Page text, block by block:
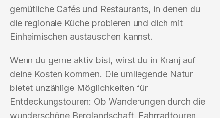
gemütliche Cafés und Restaurants, in denen du
die regionale Küche probieren und dich mit
Einheimischen austauschen kannst.
Wenn du gerne aktiv bist, wirst du in Kranj auf
deine Kosten kommen. Die umliegende Natur
bietet unzählige Möglichkeiten für
Entdeckungstouren: Ob Wanderungen durch die
wunderschöne Berglandschaft, Fahrradtouren